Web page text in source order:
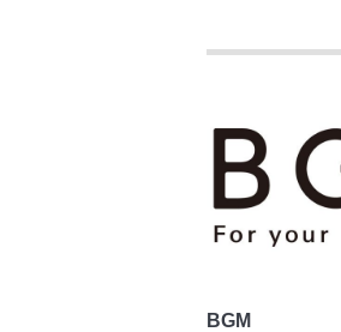
BGM